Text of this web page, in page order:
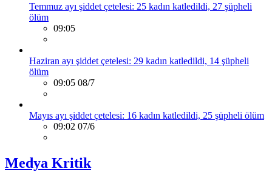
Temmuz ayı şiddet çetelesi: 25 kadın katledildi, 27 şüpheli
ölüm
09:05
Haziran ayı şiddet çetelesi: 29 kadın katledildi, 14 şüpheli
ölüm
09:05 08/7
Mayıs ayı şiddet çetelesi: 16 kadın katledildi, 25 şüpheli ölüm
09:02 07/6
Medya Kritik